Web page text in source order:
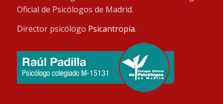
Oficial de Psicólogos de Madrid.
Director psicólogo Psicantropía.